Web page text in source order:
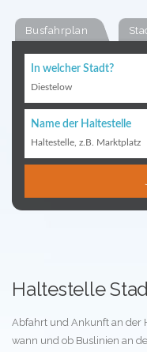
Busfahrplan
In welcher Stadt?
Diestelow
Name der Haltestelle
Haltestelle, z.B. Marktplatz
Haltestelle
Abfahrt und Ankunft an der
wann und ob Buslinien an